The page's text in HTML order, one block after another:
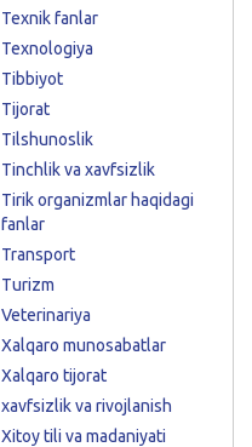
Texnik fanlar
Texnologiya
Tibbiyot
Tijorat
Tilshunoslik
Tinchlik va xavfsizlik
Tirik organizmlar haqidagi
fanlar
Transport
Turizm
Veterinariya
Xalqaro munosabatlar
Xalqaro tijorat
xavfsizlik va rivojlanish
Xitoy tili va madaniyati